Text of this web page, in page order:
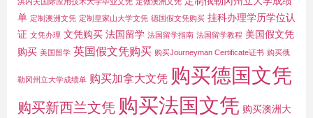
单 定制澳洲文凭 定制皇家山大学文凭 德国假文凭购买 挂科办理学历学位认
证 文凭办理 文凭购买 法国留学 法国留学指南 法国留学教程 美国假文凭
购买 美国留学 英国假文凭购买 购买Journeyman Certificate证书 购买俄
勒冈州立大学成绩单 购买加拿大文凭 购买德国文凭
购买新西兰文凭 购买法国文凭 购买澳洲大